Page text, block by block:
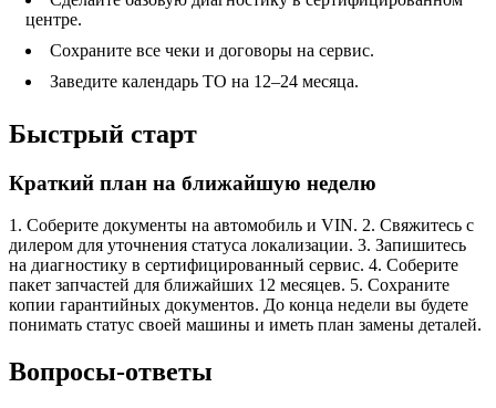
центре.
Сохраните все чеки и договоры на сервис.
Заведите календарь ТО на 12–24 месяца.
Быстрый старт
Краткий план на ближайшую неделю
1. Соберите документы на автомобиль и VIN. 2. Свяжитесь с
дилером для уточнения статуса локализации. 3. Запишитесь
на диагностику в сертифицированный сервис. 4. Соберите
пакет запчастей для ближайших 12 месяцев. 5. Сохраните
копии гарантийных документов. До конца недели вы будете
понимать статус своей машины и иметь план замены деталей.
Вопросы-ответы